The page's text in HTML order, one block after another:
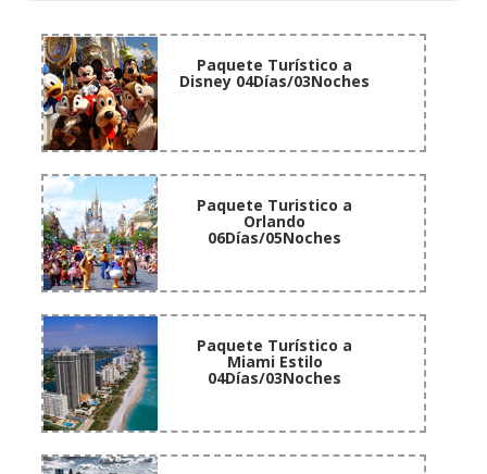
Paquete Turístico a
Disney 04Días/03Noches
Paquete Turistico a
Orlando
06Días/05Noches
Paquete Turístico a
Miami Estilo
04Días/03Noches